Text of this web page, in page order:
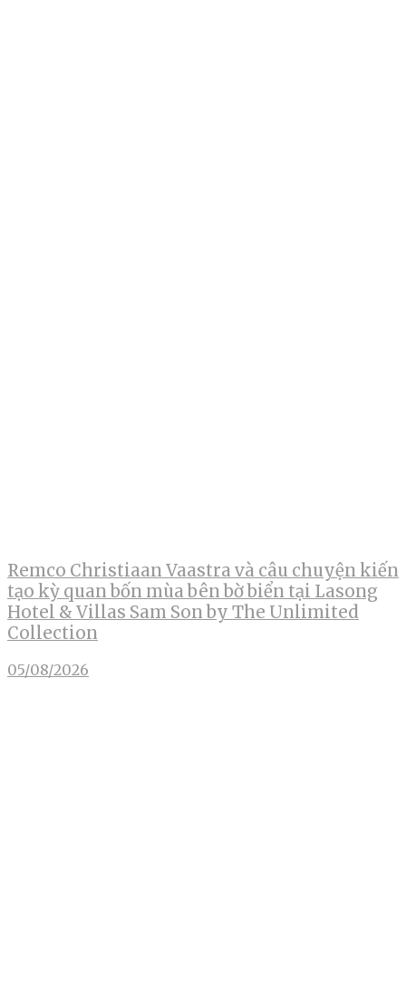
Remco Christiaan Vaastra và câu chuyện kiến
tạo kỳ quan bốn mùa bên bờ biển tại Lasong
Hotel & Villas Sam Son by The Unlimited
Collection
05/08/2026